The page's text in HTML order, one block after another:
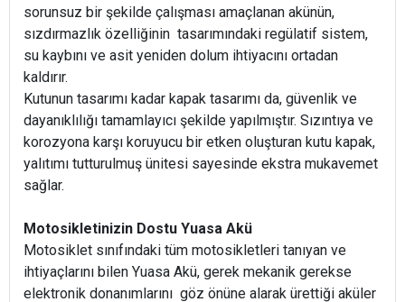
sorunsuz bir şekilde çalışması amaçlanan akünün,
sızdırmazlık özelliğinin tasarımındaki regülatif sistem,
su kaybını ve asit yeniden dolum ihtiyacını ortadan
kaldırır.
Kutunun tasarımı kadar kapak tasarımı da, güvenlik ve
dayanıklılığı tamamlayıcı şekilde yapılmıştır. Sızıntıya ve
korozyona karşı koruyucu bir etken oluşturan kutu kapak,
yalıtımı tutturulmuş ünitesi sayesinde ekstra mukavemet
sağlar.
Motosikletinizin Dostu Yuasa Akü
Motosiklet sınıfındaki tüm motosikletleri tanıyan ve
ihtiyaçlarını bilen Yuasa Akü, gerek mekanik gerekse
elektronik donanımlarını göz önüne alarak ürettiği aküler